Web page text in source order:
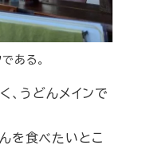
ある。
、うどんメインで
を食べたいとこ